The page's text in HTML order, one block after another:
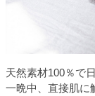
天然素材100％で
一晩中、直接肌に